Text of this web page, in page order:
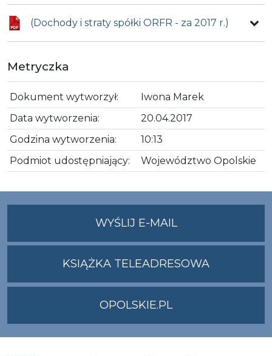
(Dochody i straty spółki ORFR - za 2017 r.)
Metryczka
Dokument wytworzył:
Iwona Marek
Data wytworzenia:
20.04.2017
Godzina wytworzenia:
10:13
Podmiot udostępniający:
Województwo Opolskie
WYŚLIJ E-MAILNA
ADRES
KSIĄŻKA TELEADRESOWA
OPOLSKIE.PL